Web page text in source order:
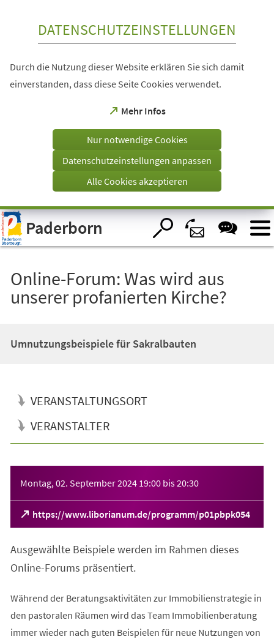
Visuelle
Assistenzsoftware
öffnen.
DATENSCHUTZEINSTELLUNGEN
Durch die Nutzung dieser Website erklären Sie sich damit
einverstanden, dass diese Seite Cookies verwendet.
Mehr Infos
(Öffnet
einem
Tab)
Nur notwendige Cookies
Datenschutzeinstellungen anpassen
Alle Cookies akzeptieren
Paderborn
Online-Forum: Was wird aus
unserer profanierten Kirche?
Umnutzungsbeispiele für Sakralbauten
VERANSTALTUNGSORT
VERANSTALTER
Montag, 02. September 2024 19:00 bis20:30
https://www.liborianum.de/programm/p01pbpk054
(Öffnet
in
neuen
Tab)
Ausgewählte Beispiele werden im Rahmen dieses
Online-Forums präsentiert.
Während der Beratungsaktivitäten zur Immobilienstrategie in
den pastoralen Räumen wird das Team Immobilienberatung
immer wieder nach guten Beispielen für neue Nutzungen von